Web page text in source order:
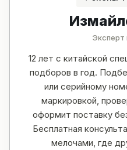
Эксперт
12 лет с китайской
подборов в год.
или серийному
маркировкой,
оформит поставку
Бесплатная
мелочами, где